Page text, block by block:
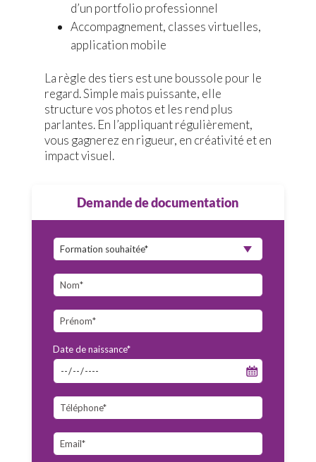
d’un portfolio professionnel
Accompagnement, classes virtuelles,
application mobile
La règle des tiers est une boussole pour le
regard. Simple mais puissante, elle
structure vos photos et les rend plus
parlantes. En l’appliquant régulièrement,
vous gagnerez en rigueur, en créativité et en
impact visuel.
Demande de documentation
Date de naissance*